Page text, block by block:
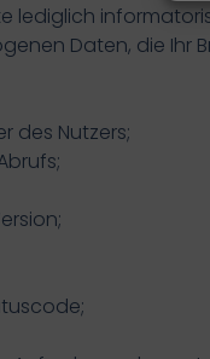
lediglich
Daten, die Ihr
des Nutzers;